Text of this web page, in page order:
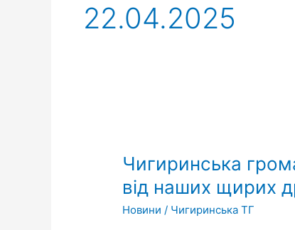
22.04.2025
Чигиринська
від наших щирих
Новини / Чигиринська ТГ
отримала
ще
один
важливий